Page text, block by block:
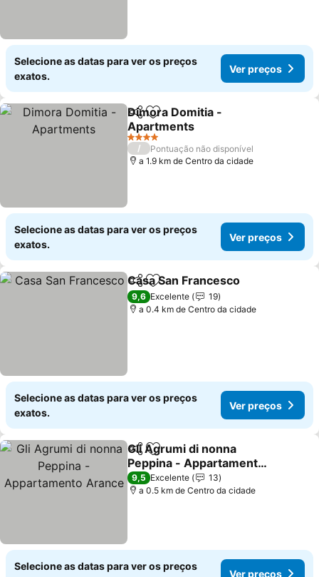
Selecione as datas para ver os preços
exatos.
Ver preços
PartilharAdicionar aos favoritos
Dimora Domitia -
Apartments
4 Estrelas
/
Pontuação não disponível
a 1.9 km de Centro da cidade
Selecione as datas para ver os preços
exatos.
Ver preços
PartilharAdicionar aos favoritos
Casa San Francesco
9,6 Excelente
19
a 0.4 km de Centro da cidade
Selecione as datas para ver os preços
exatos.
Ver preços
PartilharAdicionar aos favoritos
Gli Agrumi di nonna
Peppina - Appartamento
Arance
9,5 Excelente
13
a 0.5 km de Centro da cidade
Selecione as datas para ver os preços
Ver preços